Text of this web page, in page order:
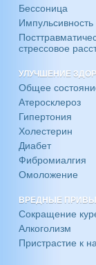
Бессоница
Импульсивность
стрессовое
УЛУЧШЕНИЕ
Общее
Атеросклероз
Гипертония
Холестерин
Диабет
Фибромиалгия
Омоложение
ВРЕДНЫЕ
Сокращение
Алкоголизм
Пристрастие к